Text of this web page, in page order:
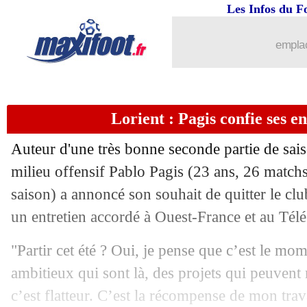
Les Infos du
Lorient : Pagis confie ses
Auteur d'une très bonne seconde partie de
milieu offensif Pablo Pagis (23 ans, 26
saison) a annoncé son souhait de quitter le
un entretien accordé à Ouest-France et au
"Partir cet été ? Oui, je pense que c’est le
ambitieux qui sont là, des projets qui peuvent
c’est flatteur. C’est la récompense de mon
Brest: le départ de Lorenzi officialisé
08/05 Côme: Fabregas déterminé à rester
08/05 Man City: Gvardiol vers une
08/05 Real: optimisme pour Mbappé à 48h
PSG : une campagne européenne
08/05 OM: Beye attend une réaction
Bournemouth : Jimenez suspendu